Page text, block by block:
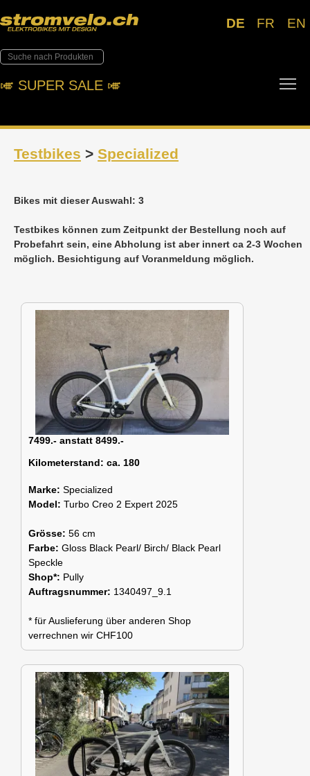
DE FR EN
🎺︎ SUPER SALE 🎺︎
Testbikes > Specialized
Bikes mit dieser Auswahl: 3
Testbikes können zum Zeitpunkt der Bestellung noch auf
Probefahrt sein, eine Abholung ist aber innert ca 2-3 Wochen
möglich. Besichtigung auf Voranmeldung möglich.
7499.- anstatt 8499.-
Kilometerstand: ca. 180
Marke: Specialized
Model: Turbo Creo 2 Expert 2025
Grösse: 56 cm
Farbe: Gloss Black Pearl/ Birch/ Black Pearl
Speckle
Shop*: Pully
Auftragsnummer: 1340497_9.1
* für Auslieferung über anderen Shop
verrechnen wir CHF100